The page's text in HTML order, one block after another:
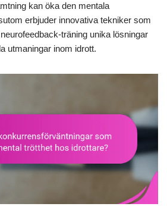
kan öka den mentala
erbjuder innovativa tekniker som
träning unika lösningar
utmaningar inom idrott.